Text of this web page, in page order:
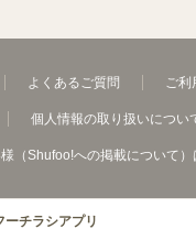
よくあるご質問 ご利
個人情報の取り扱いについ
（Shufoo!への掲載について）
ーチラシアプリ